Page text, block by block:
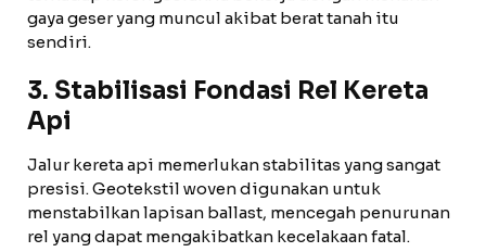
gaya geser yang muncul akibat berat tanah itu
sendiri.
3. Stabilisasi Fondasi Rel Kereta
Api
Jalur kereta api memerlukan stabilitas yang sangat
presisi. Geotekstil woven digunakan untuk
menstabilkan lapisan ballast, mencegah penurunan
rel yang dapat mengakibatkan kecelakaan fatal.